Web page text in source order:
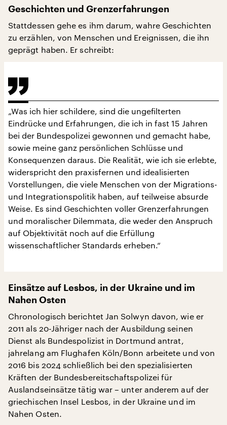
Geschichten und Grenzerfahrungen
Stattdessen gehe es ihm darum, wahre Geschichten
zu erzählen, von Menschen und Ereignissen, die ihn
geprägt haben. Er schreibt:
„Was ich hier schildere, sind die ungefilterten
Eindrücke und Erfahrungen, die ich in fast 15 Jahren
bei der Bundespolizei gewonnen und gemacht habe,
sowie meine ganz persönlichen Schlüsse und
Konsequenzen daraus. Die Realität, wie ich sie erlebte,
widerspricht den praxisfernen und idealisierten
Vorstellungen, die viele Menschen von der Migrations-
und Integrationspolitik haben, auf teilweise absurde
Weise. Es sind Geschichten voller Grenzerfahrungen
und moralischer Dilemmata, die weder den Anspruch
auf Objektivität noch auf die Erfüllung
wissenschaftlicher Standards erheben.“
Einsätze auf Lesbos, in der Ukraine und im
Nahen Osten
Chronologisch berichtet Jan Solwyn davon, wie er
2011 als 20-Jähriger nach der Ausbildung seinen
Dienst als Bundespolizist in Dortmund antrat,
jahrelang am Flughafen Köln/Bonn arbeitete und von
2016 bis 2024 schließlich bei den spezialisierten
Kräften der Bundesbereitschaftspolizei für
Auslandseinsätze tätig war – unter anderem auf der
griechischen Insel Lesbos, in der Ukraine und im
Nahen Osten.